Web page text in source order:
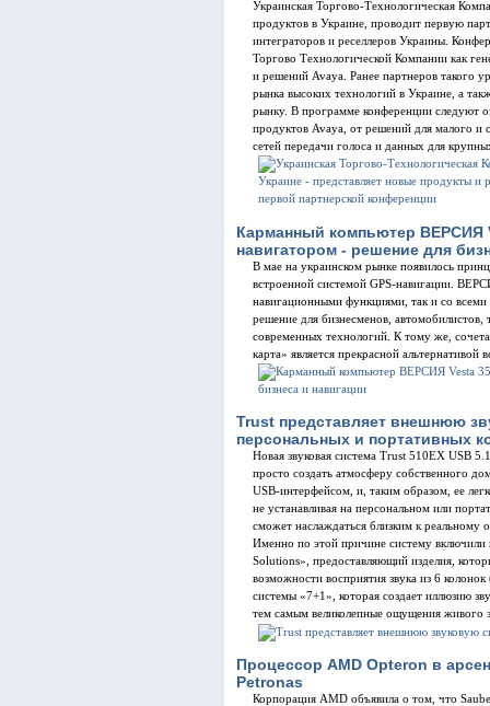
Украинская Торгово-Технологическая
продуктов в Украине, проводит первую
интеграторов и реселлеров Украины.
Торгово Технологической Компании как
и решений Avaya. Ранее партнеров такого
рынка высоких технологий в Украине, а
рынку. В программе конференции следуют
продуктов Avaya, от решений для малого и
сетей передачи голоса и данных для
Карманный компьютер ВЕРСИЯ
навигатором - решение для
В мае на украинском рынке появилось
встроенной системой GPS-навигации.
навигационными функциями, так и со всеми
решение для бизнесменов, автомобилистов,
современных технологий. К тому же,
карта» является прекрасной
Trust представляет внешнюю
персональных и портативных
Новая звуковая система Trust 510EX USB
просто создать атмосферу собственного
USB-интерфейсом, и, таким образом, ее
не устанавливая на персональном или
сможет наслаждаться близким к
Именно по этой причине систему
Solutions», предоставляющий изделия,
возможности восприятия звука из 6
системы «7+1», которая создает иллюзию
тем самым великолепные ощущения живого
Процессор AMD Opteron в
Petronas
Корпорация AMD объявила о том, что